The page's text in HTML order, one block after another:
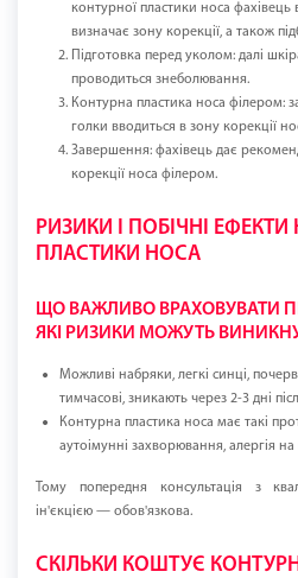
контурної пластики носа
визначає зону корекції, а також
Підготовка перед уколом: далі
проводиться знеболювання.
Контурна пластика носа філером:
голки вводиться в зону корекції
Завершення: фахівець дає
корекції носа філером.
РИЗИКИ І ПОБІЧНІ ЕФЕКТИ
ПЛАСТИКИ НОСА
ЩО ВАЖЛИВО ВРАХОВУВАТИ
ЯКІ РИЗИКИ МОЖУТЬ
Можливі набряки, легкі синці,
тимчасові, зникають через 2-3 дні
Контурна пластика носа має такі
аутоімунні захворювання, алергія на
Тому попередня консультація з
ін'єкцією — обов'язкова.
СКІЛЬКИ КОШТУЄ